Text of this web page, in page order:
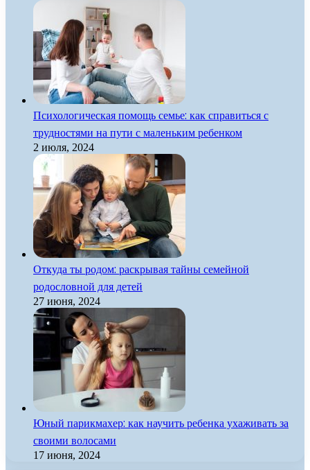
Психологическая помощь семье: как справиться с
трудностями на пути с маленьким ребенком
2 июля, 2024
Откуда ты родом: раскрывая тайны семейной
родословной для детей
27 июня, 2024
Юный парикмахер: как научить ребенка ухаживать за
своими волосами
17 июня, 2024